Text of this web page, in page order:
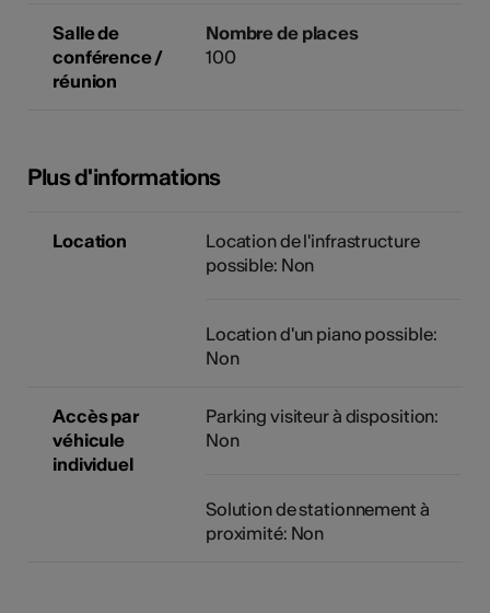
Salle de
conférence /
réunion
Nombre de places
100
Plus d'informations
Location
Location de l'infrastructure
possible: Non
Location d'un piano possible:
Non
Accès par
véhicule
individuel
Parking visiteur à disposition:
Non
Solution de stationnement à
proximité: Non